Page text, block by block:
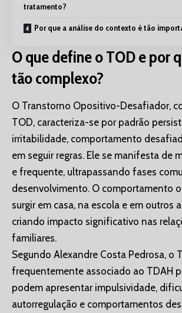
tratamento?
Por que a análise do contexto é tão
O que define o TOD e por
tão complexo?
O Transtorno Opositivo-Desafiador,
TOD, caracteriza-se por padrão
irritabilidade, comportamento
em seguir regras. Ele se manifesta de
e frequente, ultrapassando fases
desenvolvimento. O comportamento
surgir em casa, na escola e em outros
criando impacto significativo nas
familiares.
Segundo Alexandre Costa Pedrosa, o
frequentemente associado ao TDAH
podem apresentar impulsividade,
autorregulação e comportamentos